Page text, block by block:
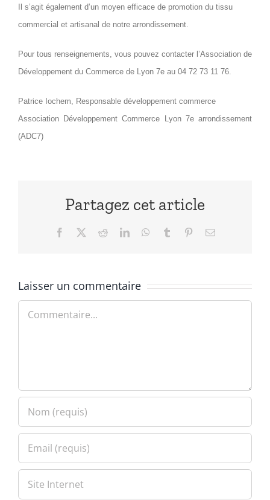
Il s’agit également d’un moyen efficace de promotion du tissu
commercial et artisanal de notre arrondissement.
Pour tous renseignements, vous pouvez contacter l’Association de
Développement du Commerce de Lyon 7e au 04 72 73 11 76.
Patrice Iochem, Responsable développement commerce
Association Développement Commerce Lyon 7e arrondissement
(ADC7)
Partagez cet article
Facebook RedditLinkedInWhatsApp
Tumblr PinterestEmail
Laisser un commentaire
Commentaire